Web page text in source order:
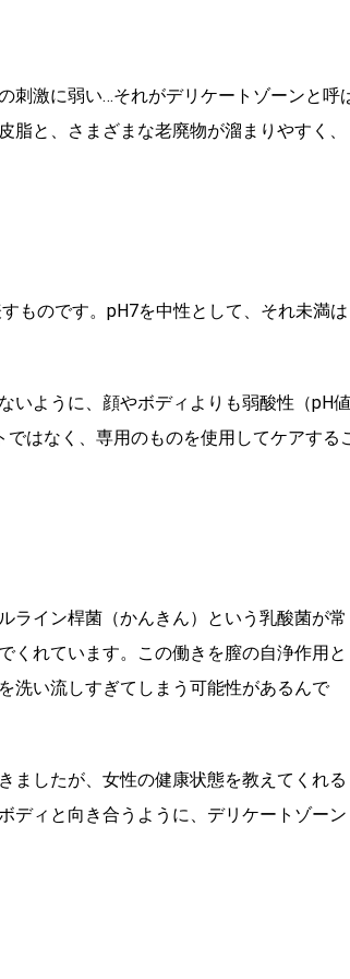
刺激に弱い…それがデリケートゾーンと呼
と、さまざまな老廃物が溜まりやすく、
ものです。pH7を中性として、それ未満は
いように、顔やボディよりも弱酸性（pH値
はなく、専用のものを使用してケアする
ライン桿菌（かんきん）という乳酸菌が常
くれています。この働きを膣の自浄作用と
洗い流しすぎてしまう可能性があるんで
ましたが、女性の健康状態を教えてくれる
ディと向き合うように、デリケートゾーン